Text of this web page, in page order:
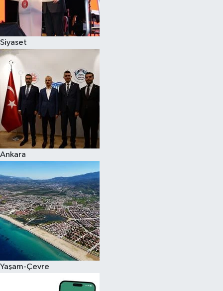
Siyaset
Ankara
Yaşam-Çevre
Spor
Eğitim
Hava Durumu
Kadın
Kim kimdir?
Kültür Sanat
Sağlık
Siyaset
Teknoloji